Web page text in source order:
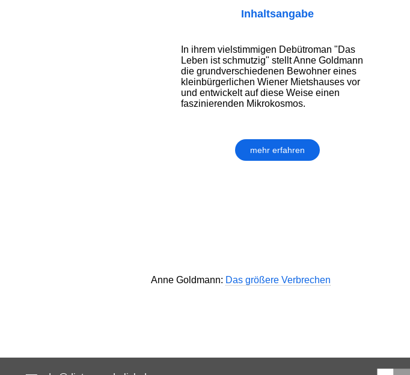
Inhaltsangabe
In ihrem vielstimmigen Debütroman "Das
Leben ist schmutzig" stellt Anne Goldmann
die grundverschiedenen Bewohner eines
kleinbürgerlichen Wiener Mietshauses vor
und entwickelt auf diese Weise einen
faszinierenden Mikrokosmos.
mehr erfahren
Anne Goldmann: Das größere Verbrechen